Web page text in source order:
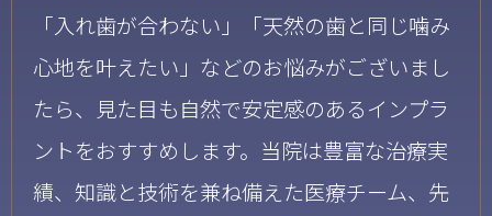
「入れ歯が合わない」「天然の歯と同じ噛み
心地を叶えたい」などのお悩みがございまし
たら、見た目も自然で安定感のあるインプラ
ントをおすすめします。 当院は豊富な治療実
績、知識と技術を兼ね備えた医療チーム、先